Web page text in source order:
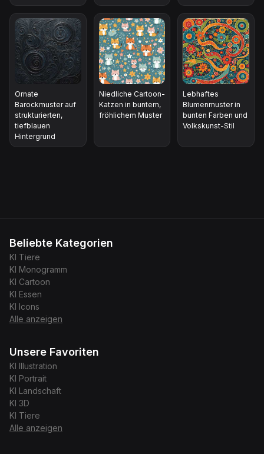
Ornate
Barockmuster auf
strukturierten,
tiefblauen
Hintergrund
Niedliche Cartoon-
Katzen in buntem,
fröhlichem Muster
Lebhaftes
Blumenmuster in
bunten Farben und
Volkskunst-Stil
Beliebte Kategorien
KI Tiere
KI Monogramm
KI Cartoon
KI Essen
KI
Icons
Alle anzeigen
Unsere Favoriten
KI
Illustration
KI Portrait
KI Landschaft
KI 3D
KI Tiere
Alle anzeigen